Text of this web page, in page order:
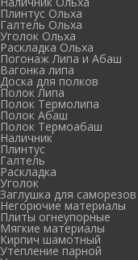
Плинтус Ольха
Галтель Ольха
Уголок Ольха
Раскладка Ольха
Погонаж Липа и Абаш
Вагонка липа
Доска для полков
Полок Липа
Полок Термолипа
Полок Абаш
Полок Термоабаш
Наличник
Плинтус
Галтель
Раскладка
Уголок
Заглушка для саморезов
Негорючие материалы
Плиты огнеупорные
Мягкие материалы
Кирпич шамотный
Утепление парной